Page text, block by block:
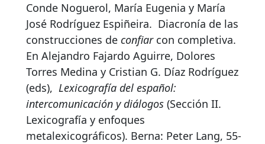
Conde Noguerol, María Eugenia y María
José Rodríguez Espiñeira. Diacronía de las
construcciones de confiarcon completiva.
En Alejandro Fajardo Aguirre, Dolores
Torres Medina y Cristian G. Díaz Rodríguez
(eds), Lexicografía del español:
intercomunicación y diálogos (Sección II.
Lexicografía y enfoques
metalexicográficos). Berna: Peter Lang, 55-